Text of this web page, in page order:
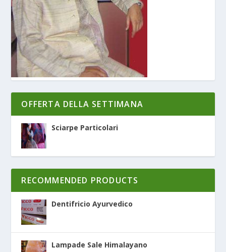
OFFERTA DELLA SETTIMANA
Sciarpe Particolari
RECOMMENDED PRODUCTS
Dentifricio Ayurvedico
Lampade Sale Himalayano